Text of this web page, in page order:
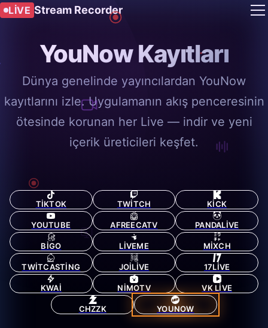
LIVE Stream Recorder
YouNow Kayıtları
Dünya genelinde yayıncılardan YouNow
kayıtlarını izle. Uygulamanın akış penceresinin
ötesinde korunan her Live — indir ve yeni
içerik üreticileri keşfet.
TIKTOK TWITCH KICK
YOUTUBE AFREECATV PANDALIVE
BIGO LIVEME MIXCH
TWITCASTING JOILIVE 17LIVE
KWAI NIMOTV VK LIVE
CHZZK YOUNOW